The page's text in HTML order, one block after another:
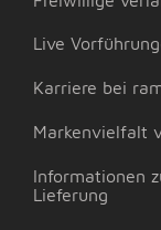
Live
Karriere bei
Markenvielfalt
Informationen
Lieferung